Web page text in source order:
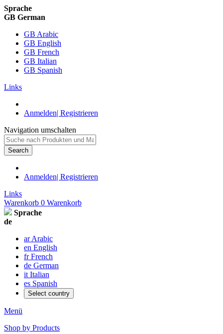
Sprache
GB German
GB Arabic
GB English
GB French
GB Italian
GB Spanish
Links
Anmelden| Registrieren
Navigation umschalten
Search
Anmelden| Registrieren
Links
Warenkorb 0 Warenkorb
Sprache
de
ar Arabic
en English
fr French
de German
it Italian
es Spanish
Select country
Menü
Shop by Products